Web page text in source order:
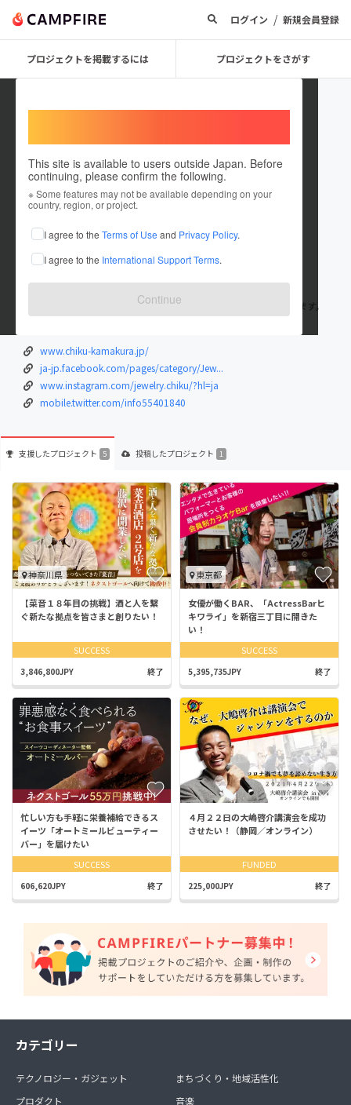
ログイン / 新規会員登録
プロジェクトを掲載するには プロジェクトをさがす
This site is available to users outside Japan. Before
continuing, please confirm the following.
※ Some features may not be available depending on your
country, region, or project.
I agree to the Terms of Use and Privacy Policy.
I agree to the International Support Terms.
Continue
kamakurachiku
これまでに5回支援して1件のプロジェクトを投稿しています
在住国：日本 現在地：神奈川県
出身国：日本 出身地：神奈川県
鎌倉で創業45年！古都の情緒をジュエリーにのせてお届けしています。
鎌倉から発信する「鎌倉ジュエリー」を世界へ！
www.chiku-kamakura.jp/
ja-jp.facebook.com/pages/category/Jew...
www.instagram.com/jewelry.chiku/?hl=ja
mobile.twitter.com/info55401840
支援したプロジェクト 5 投稿したプロジェクト 1
神奈川県
【菜音１８年目の挑戦】酒と人を繋
ぐ新たな拠点を皆さまと創りたい！
SUCCESS
3,846,800JPY 終了
東京都
女優が働くBAR、「ActressBarヒ
キワライ」を新宿三丁目に開きた
い！
SUCCESS
5,395,735JPY 終了
忙しい方も手軽に栄養補給できるス
イーツ「オートミールビューティー
バー」を届けたい
SUCCESS
606,620JPY 終了
４月２２日の大嶋啓介講演会を成功
させたい！（静岡／オンライン）
FUNDED
225,000JPY 終了
カテゴリー
テクノロジー・ガジェット
プロダクト
まちづくり・地域活性化
音楽